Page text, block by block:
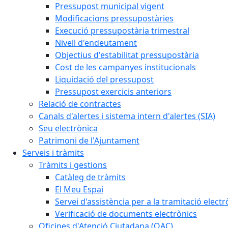
Pressupost municipal vigent
Modificacions pressupostàries
Execució pressupostària trimestral
Nivell d'endeutament
Objectius d'estabilitat pressupostària
Cost de les campanyes institucionals
Liquidació del pressupost
Pressupost exercicis anteriors
Relació de contractes
Canals d'alertes i sistema intern d'alertes (SIA)
Seu electrònica
Patrimoni de l'Ajuntament
Serveis i tràmits
Tràmits i gestions
Catàleg de tràmits
El Meu Espai
Servei d'assistència per a la tramitació
Verificació de documents electrònics